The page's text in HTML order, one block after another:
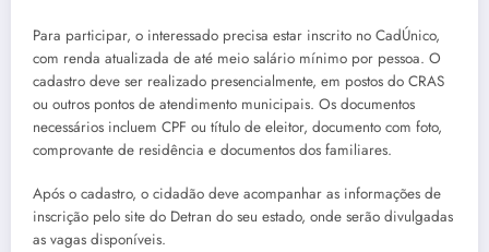
Para participar, o interessado precisa estar inscrito no CadÚnico,
com renda atualizada de até meio salário mínimo por pessoa. O
cadastro deve ser realizado presencialmente, em postos do CRAS
ou outros pontos de atendimento municipais. Os documentos
necessários incluem CPF ou título de eleitor, documento com foto,
comprovante de residência e documentos dos familiares.
Após o cadastro, o cidadão deve acompanhar as informações de
inscrição pelo site do Detran do seu estado, onde serão divulgadas
as vagas disponíveis.